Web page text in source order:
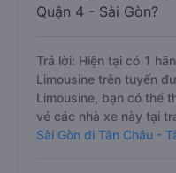
Quận 4 - Sài Gòn?
Trả lời: Hiện tại có 1
Limousine trên tuyến
Limousine, bạn có thể
vé các nhà xe này tại
Sài Gòn đi Tân Châu -